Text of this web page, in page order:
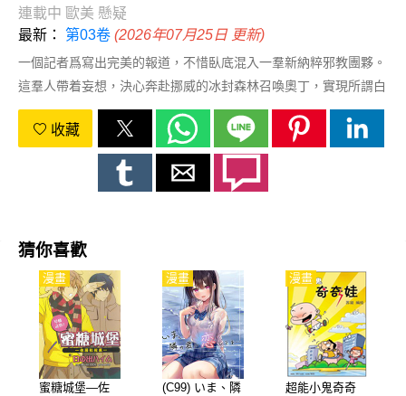
連載中 歐美 懸疑
最新： 第03卷 (2026年07月25日 更新)
一個記者爲寫出完美的報道，不惜臥底混入一羣新納粹邪教團夥。
這羣人帶着妄想，決心奔赴挪威的冰封森林召喚奧丁，實現所謂白
人至上的宿命。但密林之中等候衆人的存在，遠比所有人想象的古
老詭異，沒有神明會降臨迴應他們的求救禱告，出現在眼前的，唯
有一具殘破的同伴屍體…
收藏
猜你喜歡
蜜糖城堡—佐
漫畫
(C99) いま、隣
漫畫
超能小鬼奇奇
漫畫